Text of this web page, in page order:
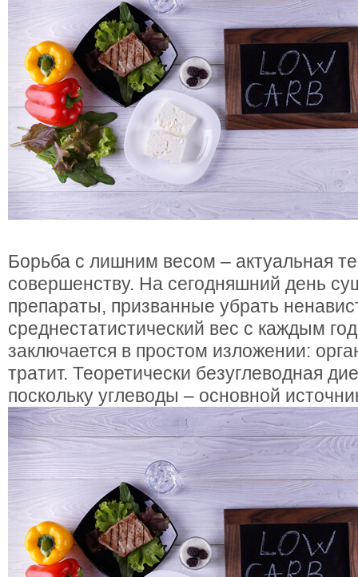
Борьба с лишним весом – актуальная
совершенству. На сегодняшний день
препараты, призванные убрать
среднестатистический вес с каждым
заключается в простом изложении:
тратит. Теоретически безуглеводная
поскольку углеводы – основной